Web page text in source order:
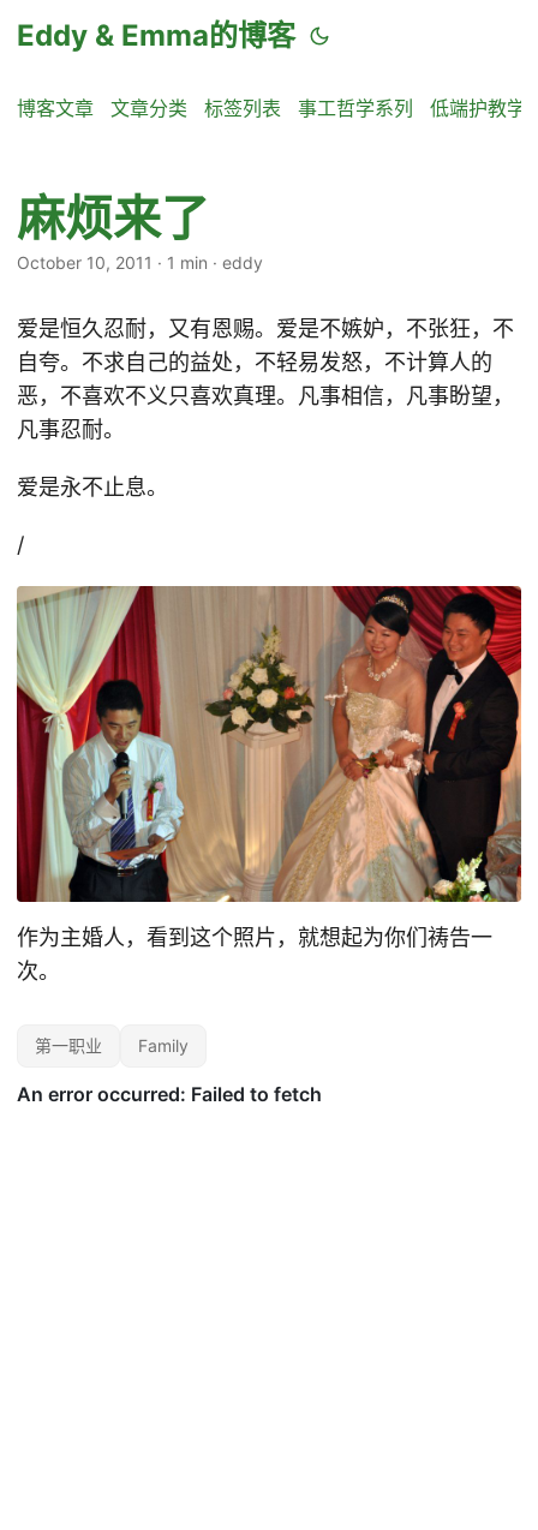
Eddy & Emma的博客
博客文章 文章分类 标签列表 事工哲学系列 低端护教学
麻烦来了
October 10, 2011 · 1 min · eddy
爱是恒久忍耐，又有恩赐。爱是不嫉妒，不张狂，不
自夸。不求自己的益处，不轻易发怒，不计算人的
恶，不喜欢不义只喜欢真理。凡事相信，凡事盼望，
凡事忍耐。
爱是永不止息。
/
作为主婚人，看到这个照片，就想起为你们祷告一
次。
第一职业 Family